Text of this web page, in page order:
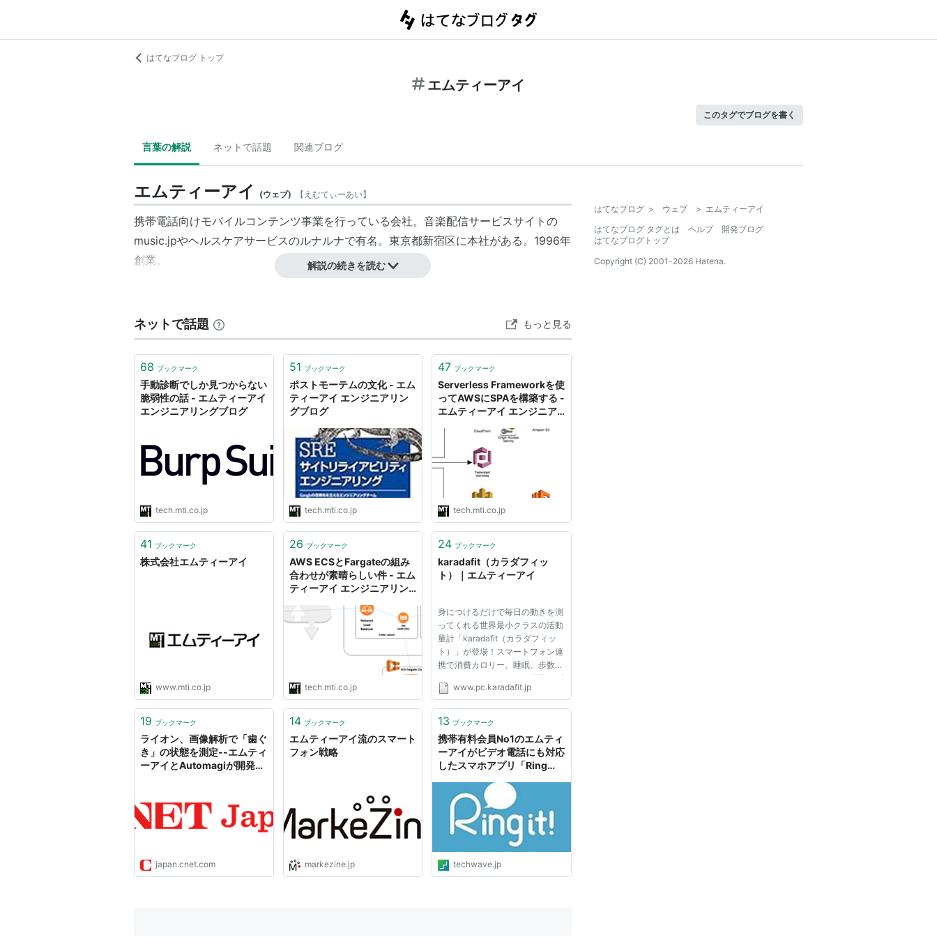
はてなブログ トップ
エムティーアイ
このタグでブログを書く
言葉の解説 ネットで話題 関連ブログ
エムティーアイ (ウェブ) 【 えむてぃーあい】
携帯電話向けモバイルコンテンツ事業を行っている会社。音楽配信サービスサイトの
music.jpやヘルスケアサービスのルナルナで有名。東京都新宿区に本社がある。1996年
創業。
解説の続きを読む
ネットで話題 もっと見る
68 ブックマーク
手動診断でしか見つからない
脆弱性の話 - エムティーアイ
エンジニアリングブログ
tech.mti.co.jp
51 ブックマーク
ポストモーテムの文化 - エム
ティーアイ エンジニアリン
グブログ
tech.mti.co.jp
47 ブックマーク
Serverless Frameworkを使
ってAWSにSPAを構築する -
エムティーアイ エンジニア
tech.mti.co.jp
41 ブックマーク
株式会社エムティーアイ
www.mti.co.jp
26 ブックマーク
AWS ECSとFargateの組み
合わせが素晴らしい件 - エム
ティーアイ エンジニアリン
tech.mti.co.jp
24 ブックマーク
karadafit（カラダフィッ
ト）｜エムティーアイ
身につけるだけで毎日の動きを測
ってくれる世界最小クラスの活動
量計「karadafit（カラダフィッ
ト）」が登場！スマートフォン連
携で消費カロリー、睡眠、歩数な
どをカンタンにチェック可能。ダ
イエットや健康管理など、自分に
う。
www.pc.karadafit.jp
19 ブックマーク
ライオン、画像解析で「歯ぐ
き」の状態を測定--エムティ
ーアイとAutomagiが開発支
japan.cnet.com
14 ブックマーク
エムティーアイ流のスマート
フォン戦略
markezine.jp
13 ブックマーク
携帯有料会員No1のエムティ
ーアイがビデオ電話にも対応
したスマホアプリ「Ring
との関係は？ 【増田
(@maskin)真樹】 |
TechWave（テックウェー
ブ）
techwave.jp
はてなブログ > ウェブ > エムティーアイ
はてなブログ タグとは
ヘルプ
開発ブログ
はてなブログトップ
Copyright (C) 2001-2026 Hatena.